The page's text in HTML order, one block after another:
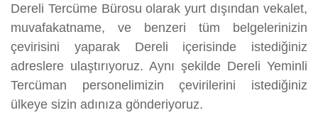
Dereli Tercüme Bürosu olarak yurt dışından vekalet,
muvafakatname, ve benzeri tüm belgelerinizin
çevirisini yaparak Dereli içerisinde istediğiniz
adreslere ulaştırıyoruz. Aynı şekilde Dereli Yeminli
Tercüman personelimizin çevirilerini istediğiniz
ülkeye sizin adınıza gönderiyoruz.